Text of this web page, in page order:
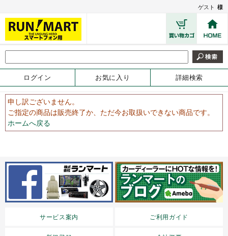
ゲスト 様
ログイン お気に入り 詳細検索
申し訳ございません。
ご指定の商品は販売終了か、ただ今お取扱いできない商品です。
ホームへ戻る
サービス案内 ご利用ガイド